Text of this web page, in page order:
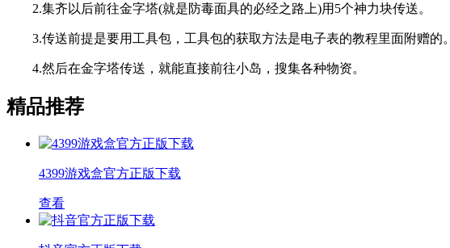
2.集齐以后前往金字塔(就是防毒面具的必经之路上)用5个神力块传送。
3.传送前提是要用工具包，工具包的获取方法是电子表的教程里面附赠的。
4.然后在金字塔传送，就能直接前往小岛，搜集各种物资。
精品推荐
4399游戏盒官方正版下载
查看